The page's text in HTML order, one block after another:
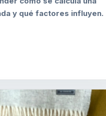
y qué factores influyen.